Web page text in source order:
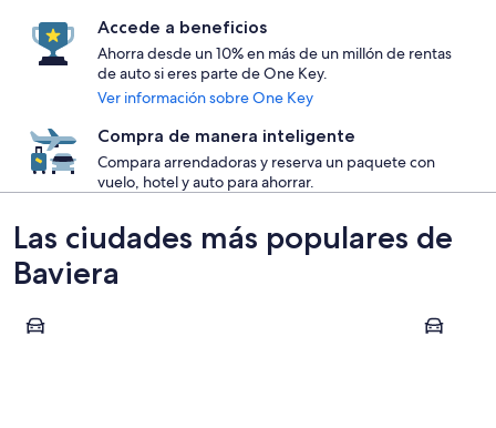
Accede a beneficios
Ahorra desde un 10% en más de un millón de rentas
de auto si eres parte de One Key.
Ver información sobre One Key
Compra de manera inteligente
Compara arrendadoras y reserva un paquete con
vuelo, hotel y auto para ahorrar.
Las ciudades más populares de
Baviera
Múnich Füssen